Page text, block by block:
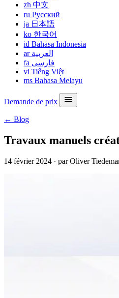
zh 中文
ru Русский
ja 日本語
ko 한국어
id Bahasa Indonesia
ar العربية
fa فارسی
vi Tiếng Việt
ms Bahasa Melayu
Demande de prix
← Blog
Travaux manuels
14 février 2024 · par Oliver